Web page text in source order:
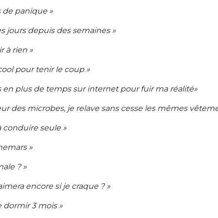
de panique »
jours depuis des semaines »
à rien »
pour tenir le coup »
en plus de temps sur internet pour fuir ma réalité»
des microbes, je relave sans cesse les mêmes
conduire seule »
»
? »
encore si je craque ? »
dormir 3 mois »